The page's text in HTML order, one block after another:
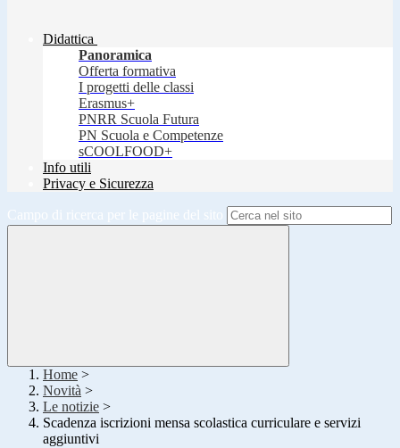
Didattica
Panoramica
Offerta formativa
I progetti delle classi
Erasmus+
PNRR Scuola Futura
PN Scuola e Competenze
sCOOLFOOD+
Info utili
Privacy e Sicurezza
Campo di ricerca per le pagine del sito
Home >
Novità >
Le notizie >
Scadenza iscrizioni mensa scolastica curriculare e servizi
aggiuntivi